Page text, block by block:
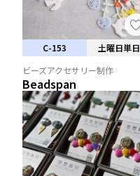
C-153
土曜日単日
ビーズアクセサリー制作
Beadspan